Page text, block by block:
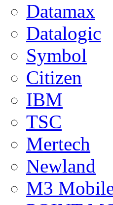
Datamax
Datalogic
Symbol
Citizen
IBM
TSC
Mertech
Newland
M3